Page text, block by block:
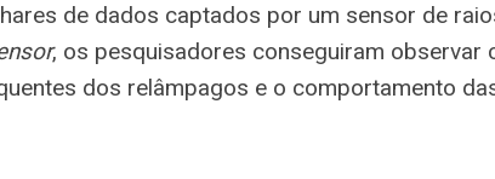
de dados captados por um sensor de
, os pesquisadores conseguiram observar
dos relâmpagos e o comportamento